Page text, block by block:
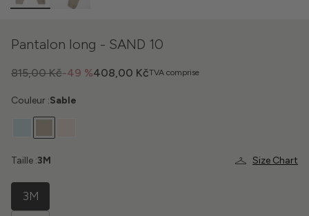
Pantalon long - SAND 10
TVA comprise
-49 %
815,00 Kč 408,00 Kč
Couleur :Sable
Size Chart
Taille :3M
3M